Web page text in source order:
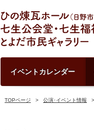
イベントカレンダー
TOPページ 公演･イベント情報